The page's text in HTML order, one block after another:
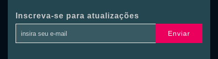
Inscreva-se para atualizações
Enviar